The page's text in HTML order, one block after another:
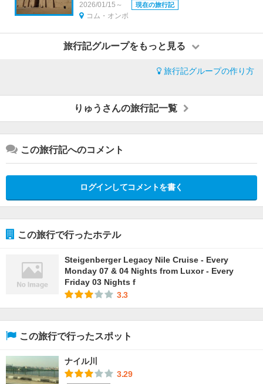
2026/01/15～ 現在の旅行記
コム・オンボ
旅行記グループをもっと見る
旅行記グループの作り方
りゅうさんの旅行記一覧
この旅行記へのコメント
ログインしてコメントを書く
この旅行で行ったホテル
Steigenberger Legacy Nile Cruise - Every
Monday 07 & 04 Nights from Luxor - Every
Friday 03 Nights f
3.3
この旅行で行ったスポット
ナイル川
3.29